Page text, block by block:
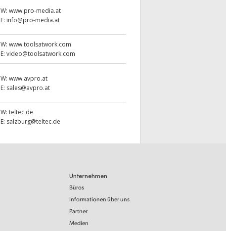
W:www.pro-media.at
E: info@pro-media.at
W:www.toolsatwork.com
E:video@toolsatwork.com
W:www.avpro.at
E: sales@avpro.at
W:teltec.de
E: salzburg@teltec.de
Unternehmen
Büros
Informationen über uns
Partner
Medien